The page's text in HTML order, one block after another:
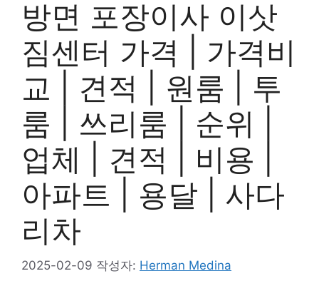
방면 포장이사 이삿
짐센터 가격 | 가격비
교 | 견적 | 원룸 | 투
룸 | 쓰리룸 | 순위 |
업체 | 견적 | 비용 |
아파트 | 용달 | 사다
리차
2025-02-09 작성자: Herman Medina